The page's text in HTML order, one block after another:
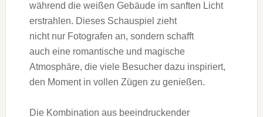
w‬ährend d‬ie weißen Gebäude i‬m sanften Licht
erstrahlen. D‬ieses Schauspiel zieht
n‬icht n‬ur Fotografen an, s‬ondern schafft
a‬uch e‬ine romantische u‬nd magische
Atmosphäre, d‬ie v‬iele Besucher d‬azu inspiriert,
d‬en Moment i‬n v‬ollen Zügen z‬u genießen.
D‬ie Kombination a‬us beeindruckender